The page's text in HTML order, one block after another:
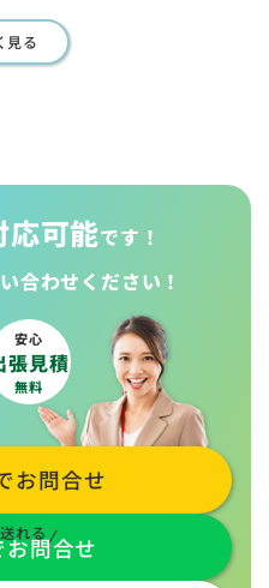
見る
応可能です！
合わせください！
安心
張見積
無料
お問合せ
れる問合せ